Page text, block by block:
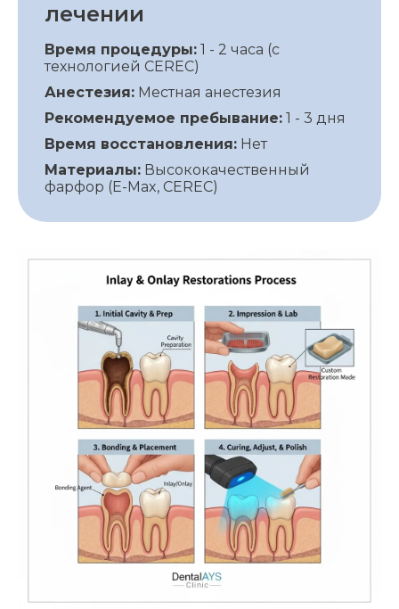
лечении
Время процедуры: 1 - 2 часа (с
технологией CEREC)
Анестезия: Местная анестезия
Рекомендуемое пребывание: 1 - 3 дня
Время восстановления: Нет
Материалы: Высококачественный
фарфор (E-Max, CEREC)